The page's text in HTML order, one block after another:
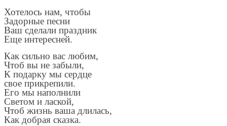
Хотелось нам, чтобы
Задорные песни
Ваш сделали праздник
Еще интересней.
Как сильно вас любим,
Чтоб вы не забыли,
К подарку мы сердце
свое прикрепили.
Его мы наполнили
Светом и лаской,
Чтоб жизнь ваша длилась,
Как добрая сказка.